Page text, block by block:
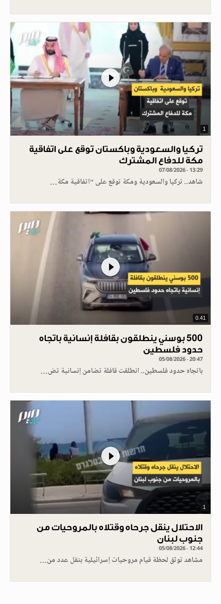
1
تركيا والسعودية وباكستان توقع على اتفاقية
مكة للدفاع المشترك
07/08/2026 - 13:29
شاهد.. تركيا والسعودية ومكة توقع على "اتفاقية مكة…
0.41
500 بوسني ينطلقون بقافلة إنسانية باتجاه
حدود فلسطين
05/08/2026 - 20:47
باتجاه حدود فلسطين.. انطلقت قافلة تضامن إنسانية تض…
1
الاحتلال ينقل جرحاه وقتلاه بالمروحيات من
جنوب لبنان
05/08/2026 - 12:44
مشاهد توثق لحظة قيام مروحيات إسرائيلية بنقل عدد من…